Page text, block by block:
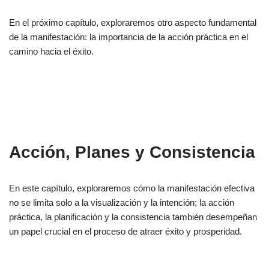
En el próximo capítulo, exploraremos otro aspecto fundamental
de la manifestación: la importancia de la acción práctica en el
camino hacia el éxito.
Acción, Planes y Consistencia
En este capítulo, exploraremos cómo la manifestación efectiva
no se limita solo a la visualización y la intención; la acción
práctica, la planificación y la consistencia también desempeñan
un papel crucial en el proceso de atraer éxito y prosperidad.